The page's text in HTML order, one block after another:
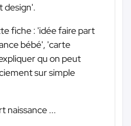
design'.
fiche : 'idée faire part
bébé', 'carte
qu on peut
sur simple
naissance ...